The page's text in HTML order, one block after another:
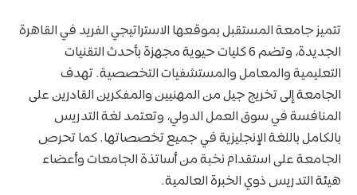
تتميز جامعة المستقبل بموقعها الاستراتيجي الفريد في القاهرة
الجديدة، وتضم 6 كليات حيوية مجهزة بأحدث التقنيات
التعليمية والمعامل والمستشفيات التخصصية. تهدف
الجامعة إلى تخريج جيل من المهنيين والمفكرين القادرين على
المنافسة في سوق العمل الدولي، وتعتمد لغة التدريس
بالكامل باللغة الإنجليزية في جميع تخصصاتها. كما تحرص
الجامعة على استقدام نخبة من أساتذة الجامعات وأعضاء
هيئة التدريس ذوي الخبرة العالمية.